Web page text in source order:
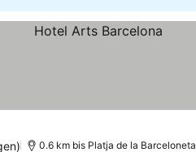
0.6 km bis Platja de la Barceloneta